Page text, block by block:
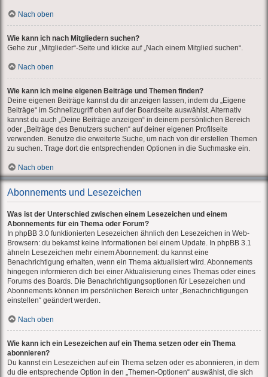
Nach oben
Wie kann ich nach Mitgliedern suchen?
Gehe zur „Mitglieder“-Seite und klicke auf „Nach einem Mitglied suchen“.
Nach oben
Wie kann ich meine eigenen Beiträge und Themen finden?
Deine eigenen Beiträge kannst du dir anzeigen lassen, indem du „Eigene
Beiträge“ im Schnellzugriff oben auf der Boardseite auswählst. Alternativ
kannst du auch „Deine Beiträge anzeigen“ in deinem persönlichen Bereich
oder „Beiträge des Benutzers suchen“ auf deiner eigenen Profilseite
verwenden. Benutze die erweiterte Suche, um nach von dir erstellen Themen
zu suchen. Trage dort die entsprechenden Optionen in die Suchmaske ein.
Nach oben
Abonnements und Lesezeichen
Was ist der Unterschied zwischen einem Lesezeichen und einem
Abonnements für ein Thema oder Forum?
In phpBB 3.0 funktionierten Lesezeichen ähnlich den Lesezeichen in Web-
Browsern: du bekamst keine Informationen bei einem Update. In phpBB 3.1
ähneln Lesezeichen mehr einem Abonnement: du kannst eine
Benachrichtigung erhalten, wenn ein Thema aktualisiert wird. Abonnements
hingegen informieren dich bei einer Aktualisierung eines Themas oder eines
Forums des Boards. Die Benachrichtigungsoptionen für Lesezeichen und
Abonnements können im persönlichen Bereich unter „Benachrichtigungen
einstellen“ geändert werden.
Nach oben
Wie kann ich ein Lesezeichen auf ein Thema setzen oder ein Thema
abonnieren?
Du kannst ein Lesezeichen auf ein Thema setzen oder es abonnieren, in dem
du die entsprechende Option in den „Themen-Optionen“ auswählst, die sich